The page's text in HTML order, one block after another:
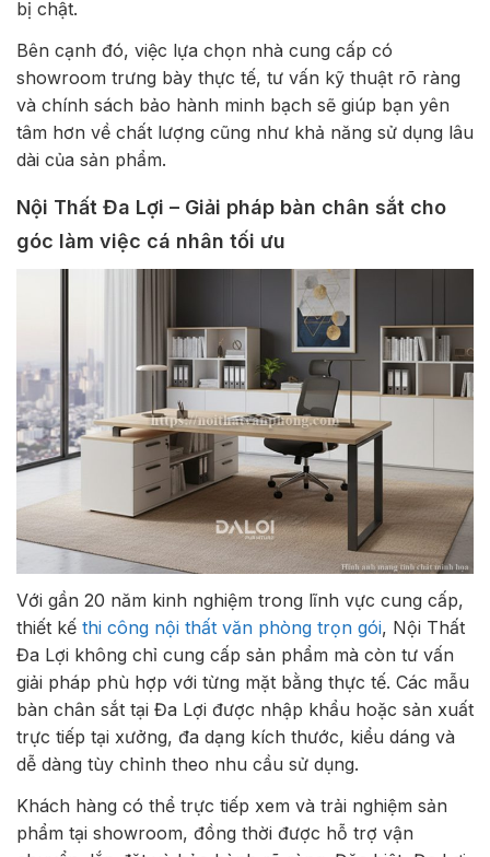
bị chật.
Bên cạnh đó, việc lựa chọn nhà cung cấp có
showroom trưng bày thực tế, tư vấn kỹ thuật rõ ràng
và chính sách bảo hành minh bạch sẽ giúp bạn yên
tâm hơn về chất lượng cũng như khả năng sử dụng lâu
dài của sản phẩm.
Nội Thất Đa Lợi – Giải pháp bàn chân sắt cho
góc làm việc cá nhân tối ưu
Với gần 20 năm kinh nghiệm trong lĩnh vực cung cấp,
thiết kế thi công nội thất văn phòng trọn gói, Nội Thất
Đa Lợi không chỉ cung cấp sản phẩm mà còn tư vấn
giải pháp phù hợp với từng mặt bằng thực tế. Các mẫu
bàn chân sắt tại Đa Lợi được nhập khẩu hoặc sản xuất
trực tiếp tại xưởng, đa dạng kích thước, kiểu dáng và
dễ dàng tùy chỉnh theo nhu cầu sử dụng.
Khách hàng có thể trực tiếp xem và trải nghiệm sản
phẩm tại showroom, đồng thời được hỗ trợ vận